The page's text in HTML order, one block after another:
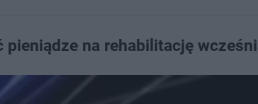
na rehabilitację